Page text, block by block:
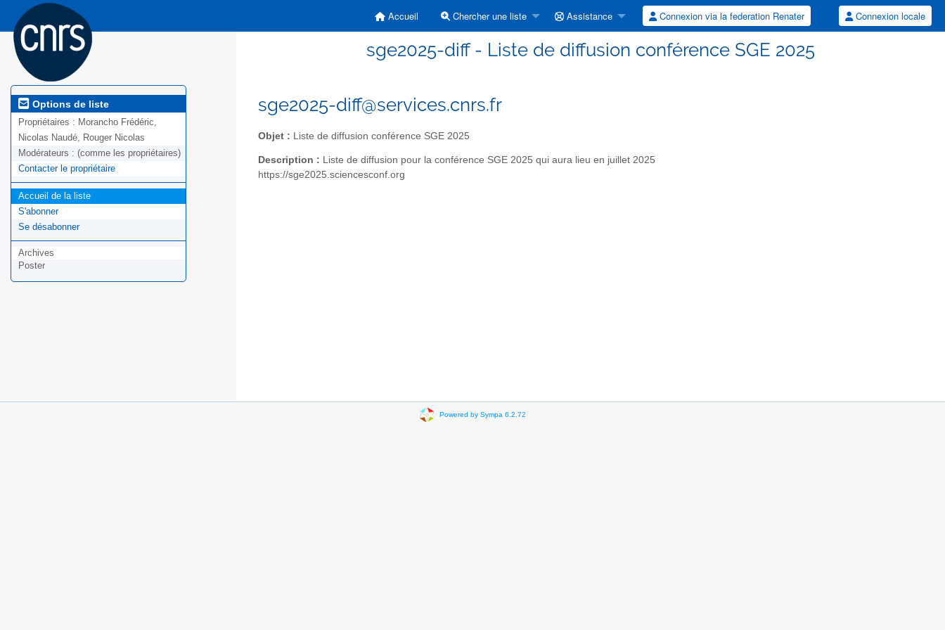
Accueil Chercher une liste Assistance Connexion via la federation Renater Connexion locale
sge2025-diff - Liste de diffusion conférence SGE 2025
Options de liste
Propriétaires : Morancho Frédéric,
Nicolas Naudé, Rouger Nicolas
Modérateurs : (comme les propriétaires)
Contacter le propriétaire
Accueil de la liste
S'abonner
Se désabonner
Archives
Poster
sge2025-diff@services.cnrs.fr
Objet : Liste de diffusion conférence SGE 2025
Description : Liste de diffusion pour la conférence SGE 2025 qui aura lieu en juillet 2025
https://sge2025.sciencesconf.org
Powered by Sympa 6.2.72